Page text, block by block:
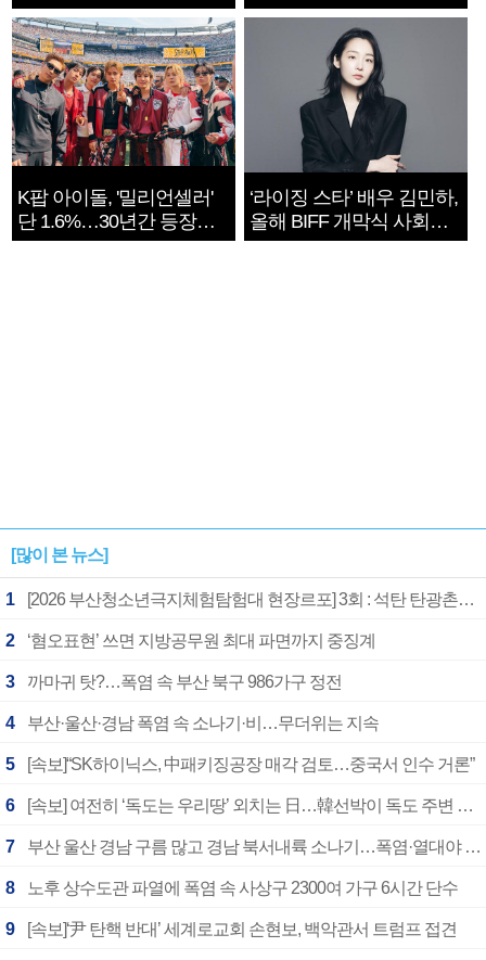
지는 ‘전쟁 속죄’
K팝 아이돌, '밀리언셀러'
단 1.6%…30년간 등장
1182개팀 전수조사
‘라이징 스타’ 배우 김민하,
올해 BIFF 개막식 사회자
확정
[많이 본 뉴스]
1 [2026 부산청소년극지체험탐험대 현장르포] 3회 : 석탄 탄광촌에서 북극 연구의 중심지로
2 ‘혐오표현’ 쓰면 지방공무원 최대 파면까지 중징계
3 까마귀 탓?…폭염 속 부산 북구 986가구 정전
4 부산·울산·경남 폭염 속 소나기·비…무더위는 지속
5 [속보]“SK하이닉스, 中패키징공장 매각 검토…중국서 인수 거론”
6 [속보] 여전히 ‘독도는 우리땅’ 외치는 日…韓선박이 독도 주변 해양조사 활동하자 반발
7 부산 울산 경남 구름 많고 경남 북서내륙 소나기…폭염·열대야 계속
8 노후 상수도관 파열에 폭염 속 사상구 2300여 가구 6시간 단수
9 [속보]‘尹 탄핵 반대’ 세계로교회 손현보, 백악관서 트럼프 접견